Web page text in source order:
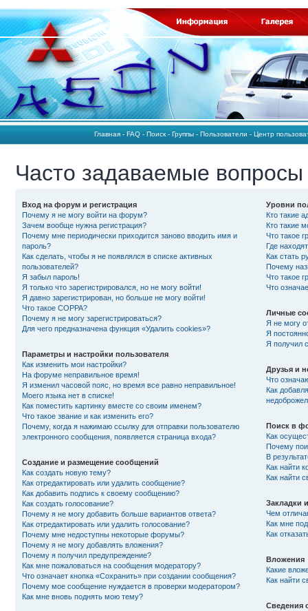
Главная - FAQ - Поиск - Группы - Пользователи - Центр
Часто задаваемые вопросы
Вход на форум и регистрация
Почему я не могу войти на форум?
Зачем вообще нужна регистрация?
Почему мне периодически приходится заново вводить имя и
пароль?
Как сделать, чтобы я не появлялся в списке активных
пользователей?
Я забыл пароль!
Я только что зарегистрировался, но не могу войти!
Я давно зарегистрирован, но больше не могу войти!
Что такое COPPA?
Почему я не могу зарегистрироваться?
Для чего предназначена функция «Удалить cookies»?
Параметры и настройки пользователя
Как изменить мои настройки?
На форуме неправильное время!
Я изменил часовой пояс, но время все равно неправильное!
Моего языка нет в списке!
Как поместить картинку вместе со своим именем?
Что такое звание и как изменить его?
Почему, когда я нажимаю ссылку для отправки пользователю
электронного сообщения, появляется страница входа?
Создание и размещение сообщений
Как создать новую тему?
Как отредактировать или удалить сообщение?
Как добавить подпись к своему сообщению?
Как создать голосование?
Почему я не могу добавить больше вариантов ответа?
Как отредактировать или удалить голосование?
Почему мне недоступны некоторые форумы?
Почему я не могу добавлять вложения?
Почему я получил предупреждение?
Как мне пожаловаться на сообщения модератору?
Что означает кнопка «Сохранить» при создании сообщения?
Почему мое сообщение нуждается в проверки модератором?
Как мне вновь поднять мою тему?
Уровни
Кто такие
Кто такие
Что такое
Где
Как стать
Почему
Что такое
Что
Личные
Я не могу
Я
Я получил
Друзья и
Что
Как
Поиск в
Как
Почему
В
Как найти
Как найти
Закладки
Чем
Как мне
Как
Вложения
Какие
Как найти
Сведения